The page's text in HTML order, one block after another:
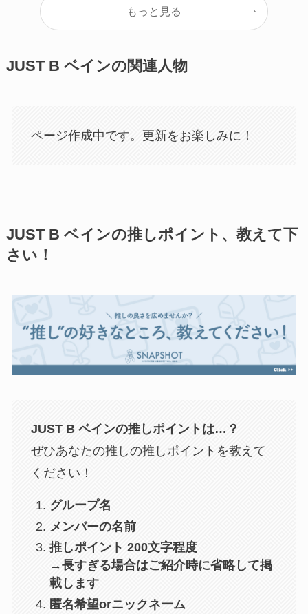
もっと見る
JUST B ベインの関連人物
ページ作成中です。更新をお楽しみに！
JUST B ベインの推しポイント、教えて下
さい！
JUST B ベインの推しポイントは…？
ぜひあなたの推しの推しポイントを教えて
ください！
グループ名
メンバーの名前
推しポイント 200文字程度
→長すぎる場合はご紹介時に省略して掲
載します
匿名希望orニックネーム